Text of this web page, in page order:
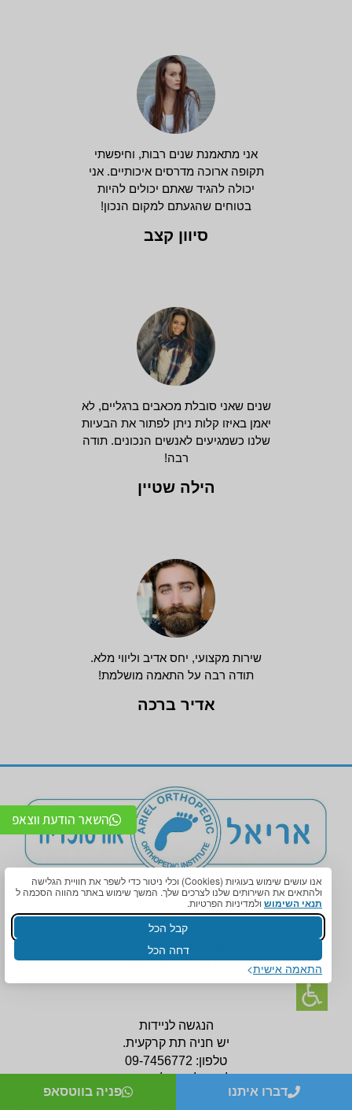
אנו עושים שימוש בעוגיות (Cookies) וכלי ניטור כדי לשפר את חוויית הגלישה
ולהתאים את השירותים שלנו לצרכים שלך. המשך שימוש באתר מהווה הסכמה ל
תנאי השימוש ולמדיניות הפרטיות.
קבל הכל
דחה הכל
התאמה אישית
אני מתאמנת שנים רבות, וחיפשתי
תקופה ארוכה מדרסים איכותיים. אני
יכולה להגיד שאתם יכולים להיות
בטוחים שהגעתם למקום הנכון!
סיוון קצב
שנים שאני סובלת מכאבים ברגליים, לא
יאמן באיזו קלות ניתן לפתור את הבעיות
שלנו כשמגיעים לאנשים הנכונים. תודה
רבה!
הילה שטיין
שירות מקצועי, יחס אדיב וליווי מלא.
תודה רבה על התאמה מושלמת!
אדיר ברכה
צור קשר
מעבדה אורטופדית
רחוב אחוזה 124, רעננה
(בנייןמכבי) מול רמזור 8.
הנגשה לניידות
יש חניה תת קרקעית.
טלפון: 09-7456772
לניווט לסניף לחצו כאן
השאר הודעת ווצאפ
דברו איתנו פניה בווטסאפ